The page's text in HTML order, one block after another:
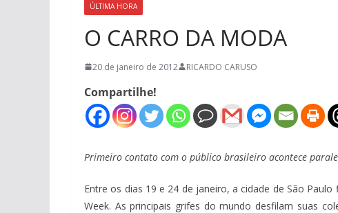
ÚLTIMA HORA
O CARRO DA MODA
20 de janeiro de 2012 RICARDO CARUSO
Compartilhe!
Primeiro contato com o público brasileiro acontece
Entre os dias 19 e 24 de janeiro, a cidade de São
Week. As principais grifes do mundo desfilam suas